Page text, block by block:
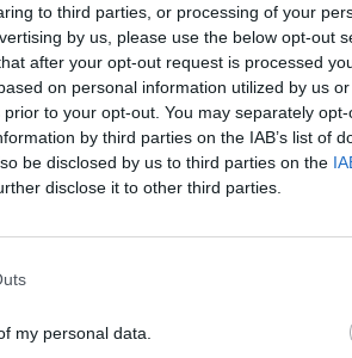
to third parties, or processing of your
by us, please use the below opt-out
after your opt-out request is processed
on personal information utilized by us
to your opt-out. You may separately
by third parties on the IAB’s list of
be disclosed by us to third parties on the
disclose it to other third parties.
my personal data.
της Αγγλικής Γλώσσας. Η
τεκμηριώνεται με
επιπέδου Β.2
τον ΑΣΕΠ επιπέδου B.2)
IBT ≥72,
υποχρέωση αυτή
ή
27/06/2023,στον